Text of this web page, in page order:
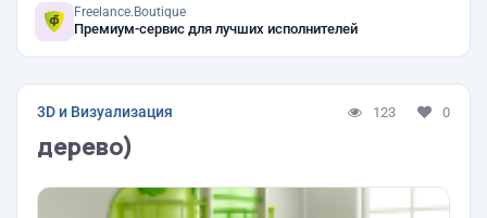
Freelance.Boutique
Премиум-сервис для лучших исполнителей
3D и Визуализация 123 0
дерево)